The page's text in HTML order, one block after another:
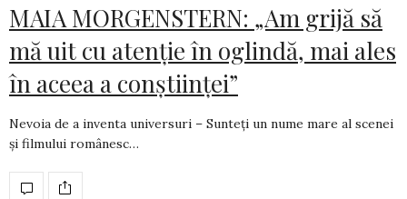
MAIA MORGENSTERN: „Am grijă să
mă uit cu atenție în oglindă, mai ales
în aceea a conștiinței”
Nevoia de a inventa universuri – Sunteți un nume mare al scenei
și filmului românesc…